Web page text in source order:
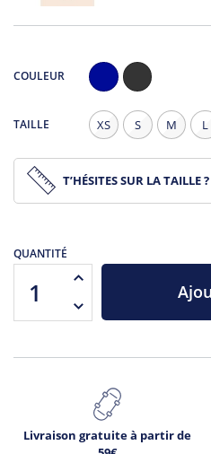
COULEUR
Chiné
TAILLE XS S M L
T’HÉSITES SUR LA TAILLE ?
QUANTITÉ
Livraison gratuite à partir de